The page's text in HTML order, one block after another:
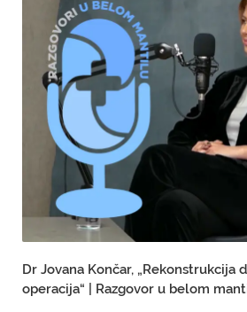
Dr Jovana Končar, „Rekonstrukcija
operacija“ | Razgovor u belom